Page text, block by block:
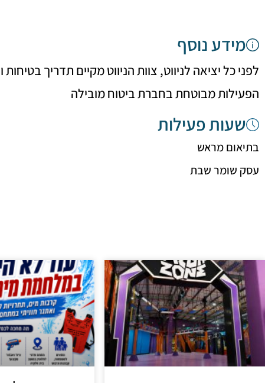
מידע נוסף
לפני כל יציאה לניווט, צוות הניווט מקיים תדריך
הפעילות מבוטחת בחברת ביטוח מובילה
שעות פעילות
בתיאום מראש
עסק שומר שבת